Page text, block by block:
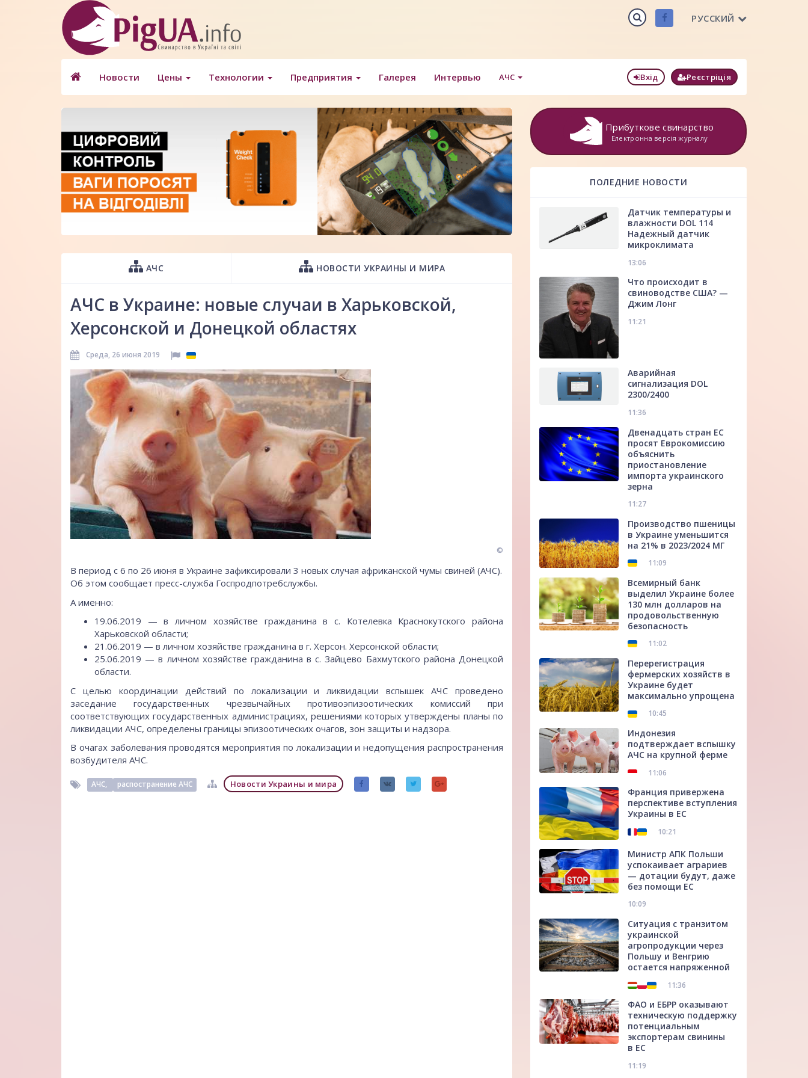
РУССКИЙ
Новости Цены Технологии Предприятия Галерея Интервью АЧС Вхід Реєстріція
АЧС НОВОСТИ УКРАИНЫ И МИРА
АЧС в Украине: новые случаи в Харьковской,
Херсонской и Донецкой областях
Среда, 26 июня 2019
©
В период с 6 по 26 июня в Украине зафиксировали 3 новых случая африканской чумы свиней (АЧС).
Об этом сообщает пресс-служба Госпродпотребслужбы.
А именно:
19.06.2019 — в личном хозяйстве гражданина в с. Котелевка Краснокутского района
Харьковской области;
21.06.2019 — в личном хозяйстве гражданина в г. Херсон. Херсонской области;
25.06.2019 — в личном хозяйстве гражданина в с. Зайцево Бахмутского района Донецкой
области.
С целью координации действий по локализации и ликвидации вспышек АЧС проведено
заседание государственных чрезвычайных противоэпизоотических комиссий при
соответствующих государственных администрациях, решениями которых утверждены планы по
ликвидации АЧС, определены границы эпизоотических очагов, зон защиты и надзора.
В очагах заболевания проводятся мероприятия по локализации и недопущения распространения
возбудителя АЧС.
АЧС, распостранение АЧС Новости Украины и мира
Прибуткове свинарство
Електронна версія журналу
ПОЛЕДНИЕ НОВОСТИ
Датчик температуры и
влажности DOL 114
Надежный датчик
микроклимата
13:06
Что происходит в
свиноводстве США? —
Джим Лонг
11:21
Аварийная
сигнализация DOL
2300/2400
11:36
Двенадцать стран ЕС
просят Еврокомиссию
объяснить
приостановление
импорта украинского
зерна
11:27
Производство пшеницы
в Украине уменьшится
на 21% в 2023/2024 МГ
11:09
Всемирный банк
выделил Украине более
130 млн долларов на
продовольственную
безопасность
11:02
Перерегистрация
фермерских хозяйств в
Украине будет
максимально упрощена
10:45
Индонезия
подтверждает вспышку
АЧС на крупной ферме
11:06
Франция привержена
перспективе вступления
Украины в ЕС
10:21
Министр АПК Польши
успокаивает аграриев
— дотации будут, даже
без помощи ЕС
10:09
Ситуация с транзитом
украинской
агропродукции через
Польшу и Венгрию
остается напряженной
11:36
ФАО и ЕБРР оказывают
техническую поддержку
потенциальным
экспортерам свинины
в ЕС
11:19